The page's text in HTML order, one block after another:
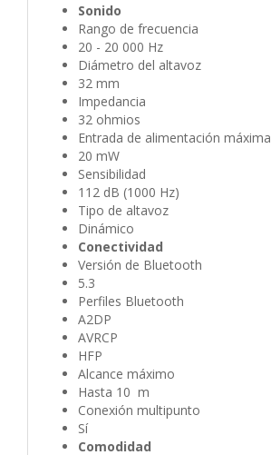
Sonido
Rango de frecuencia
20 - 20 000 Hz
Diámetro del altavoz
32 mm
Impedancia
32 ohmios
Entrada de alimentación máxima
20 mW
Sensibilidad
112 dB (1000 Hz)
Tipo de altavoz
Dinámico
Conectividad
Versión de Bluetooth
5.3
Perfiles Bluetooth
A2DP
AVRCP
HFP
Alcance máximo
Hasta 10 m
Conexión multipunto
Sí
Comodidad